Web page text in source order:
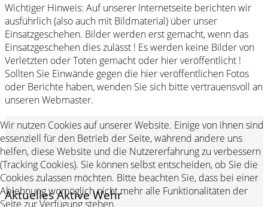
Wichtiger Hinweis: Auf unserer Internetseite berichten wir
ausführlich (also auch mit Bildmaterial) über unser
Einsatzgeschehen. Bilder werden erst gemacht, wenn das
Einsatzgeschehen dies zulässt ! Es werden keine Bilder von
Verletzten oder Toten gemacht oder hier veröffentlicht !
Sollten Sie Einwände gegen die hier veröffentlichen Fotos
oder Berichte haben, wenden Sie sich bitte vertrauensvoll an
unseren Webmaster.
Aktuelles Aktive Wehr
Wir nutzen Cookies auf unserer Website. Einige von ihnen sind
essenziell für den Betrieb der Seite, während andere uns
helfen, diese Website und die Nutzererfahrung zu verbessern
(Tracking Cookies). Sie können selbst entscheiden, ob Sie die
Cookies zulassen möchten. Bitte beachten Sie, dass bei einer
Ablehnung womöglich nicht mehr alle Funktionalitäten der
Seite zur Verfügung stehen.